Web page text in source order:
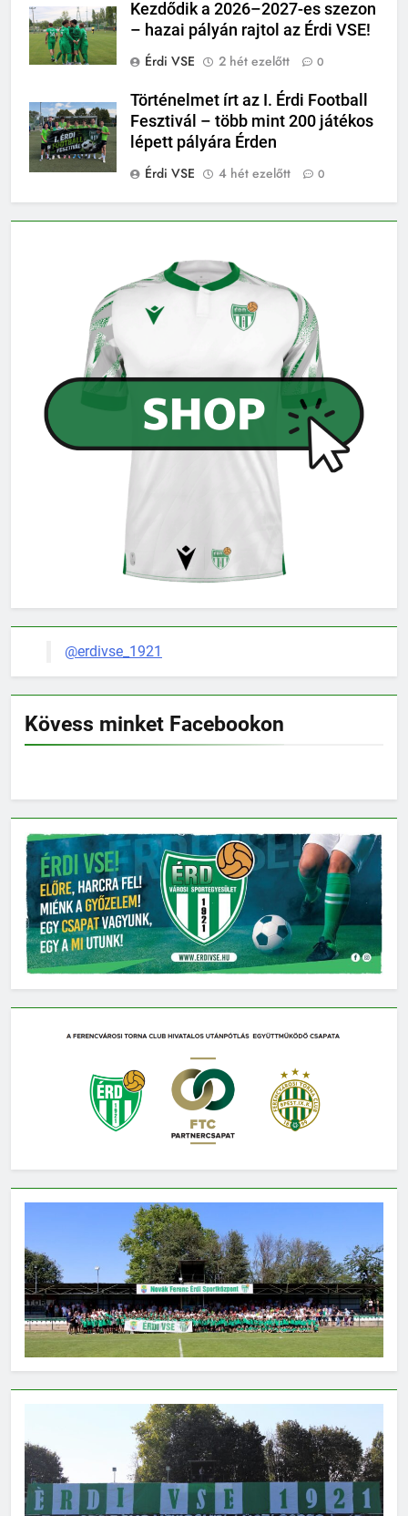
Kezdődik a 2026–2027-es szezon
– hazai pályán rajtol az Érdi VSE!
Érdi VSE
2 hét ezelőtt 0
Történelmet írt az I. Érdi Football
Fesztivál – több mint 200 játékos
lépett pályára Érden
Érdi VSE
4 hét ezelőtt 0
@erdivse_1921
Kövess minket Facebookon